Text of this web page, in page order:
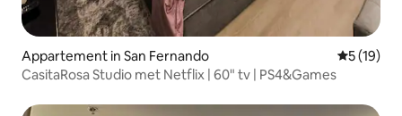
Appartement in San Fernando
5 (19)
CasitaRosa Studio met Netflix | 60" tv | PS4&Games